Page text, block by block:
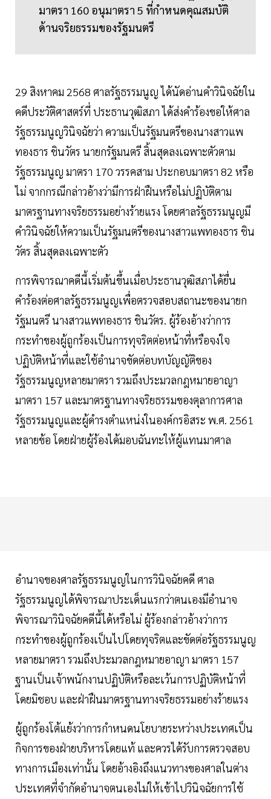
มาตรา 160 อนุมาตรา 5 ที่กำหนดคุณสมบัติ
ด้านจริยธรรมของรัฐมนตรี
29 สิงหาคม 2568 ศาลรัฐธรรมนูญ ได้นัดอ่านคำวินิจฉัยใน
คดีประวัติศาสตร์ที่ ประธานวุฒิสภา ได้ส่งคำร้องขอให้ศาล
รัฐธรรมนูญวินิจฉัยว่า ความเป็นรัฐมนตรีของนางสาวแพ
ทองธาร ชินวัตร นายกรัฐมนตรี สิ้นสุดลงเฉพาะตัวตาม
รัฐธรรมนูญ มาตรา 170 วรรคสาม ประกอบมาตรา 82 หรือ
ไม่ จากกรณีกล่าวอ้างว่ามีการฝ่าฝืนหรือไม่ปฏิบัติตาม
มาตรฐานทางจริยธรรมอย่างร้ายแรง โดยศาลรัฐธรรมนูญมี
คำวินิจฉัยให้ความเป็นรัฐมนตรีของนางสาวแพทองธาร ชิน
วัตร สิ้นสุดลงเฉพาะตัว
การพิจารณาคดีนี้เริ่มต้นขึ้นเมื่อประธานวุฒิสภาได้ยื่น
คำร้องต่อศาลรัฐธรรมนูญเพื่อตรวจสอบสถานะของนายก
รัฐมนตรี นางสาวแพทองธาร ชินวัตร. ผู้ร้องอ้างว่าการ
กระทำของผู้ถูกร้องเป็นการทุจริตต่อหน้าที่หรือจงใจ
ปฏิบัติหน้าที่และใช้อำนาจขัดต่อบทบัญญัติของ
รัฐธรรมนูญหลายมาตรา รวมถึงประมวลกฎหมายอาญา
มาตรา 157 และมาตรฐานทางจริยธรรมของตุลาการศาล
รัฐธรรมนูญและผู้ดำรงตำแหน่งในองค์กรอิสระ พ.ศ. 2561
หลายข้อ โดยฝ่ายผู้ร้องได้มอบฉันทะให้ผู้แทนมาศาล
อำนาจของศาลรัฐธรรมนูญในการวินิจฉัยคดี ศาล
รัฐธรรมนูญได้พิจารณาประเด็นแรกว่าตนเองมีอำนาจ
พิจารณาวินิจฉัยคดีนี้ได้หรือไม่ ผู้ร้องกล่าวอ้างว่าการ
กระทำของผู้ถูกร้องเป็นไปโดยทุจริตและขัดต่อรัฐธรรมนูญ
หลายมาตรา รวมถึงประมวลกฎหมายอาญา มาตรา 157
ฐานเป็นเจ้าพนักงานปฏิบัติหรือละเว้นการปฏิบัติหน้าที่
โดยมิชอบ และฝ่าฝืนมาตรฐานทางจริยธรรมอย่างร้ายแรง
ผู้ถูกร้องโต้แย้งว่าการกำหนดนโยบายระหว่างประเทศเป็น
กิจการของฝ่ายบริหารโดยแท้ และควรได้รับการตรวจสอบ
ทางการเมืองเท่านั้น โดยอ้างอิงถึงแนวทางของศาลในต่าง
ประเทศที่จำกัดอำนาจตนเองไม่ให้เข้าไปวินิจฉัยการใช้